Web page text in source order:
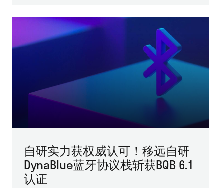
自研实力获权威认可！移远自研
DynaBlue蓝牙协议栈斩获BQB 6.1
认证